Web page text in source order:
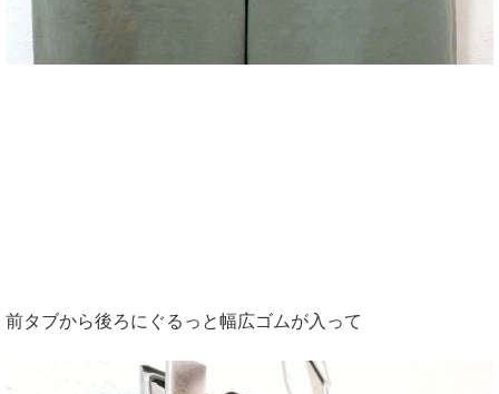
前タブから後ろにぐるっと幅広ゴムが入って